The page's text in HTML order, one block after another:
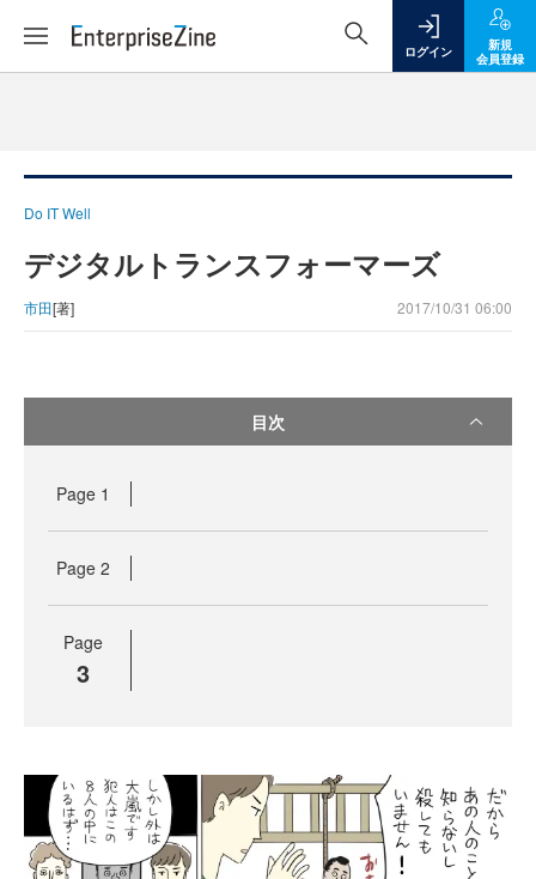
ログイン
新規
会員登録
Do IT Well
デジタルトランスフォーマーズ
市田[著] 2017/10/31 06:00
目次
Page 1
Page 2
Page
3